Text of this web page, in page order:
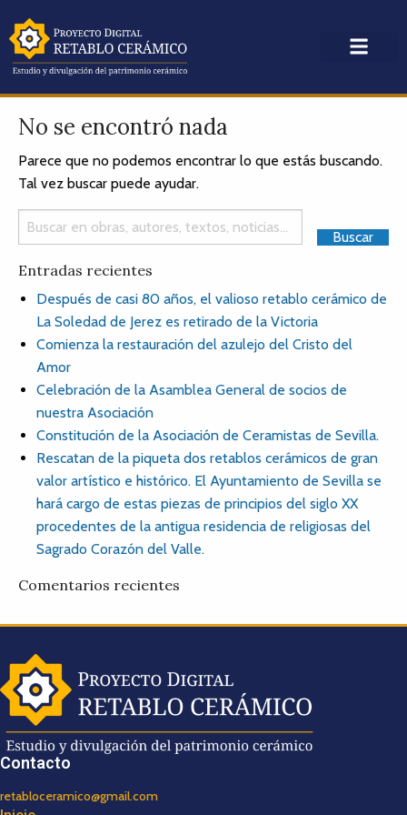
No se encontró nada
Parece que no podemos encontrar lo que estás buscando.
Tal vez buscar puede ayudar.
Entradas recientes
Después de casi 80 años, el valioso retablo cerámico de
La Soledad de Jerez es retirado de la Victoria
Comienza la restauración del azulejo del Cristo del
Amor
Celebración de la Asamblea General de socios de
nuestra Asociación
Constitución de la Asociación de Ceramistas de Sevilla.
Rescatan de la piqueta dos retablos cerámicos de gran
valor artístico e histórico. El Ayuntamiento de Sevilla se
hará cargo de estas piezas de principios del siglo XX
procedentes de la antigua residencia de religiosas del
Sagrado Corazón del Valle.
Comentarios recientes
Contacto
retabloceramico@gmail.com